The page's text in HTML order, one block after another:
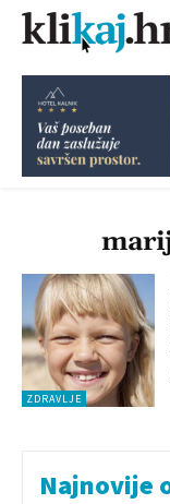
ZDRAVLJE
Najnovije